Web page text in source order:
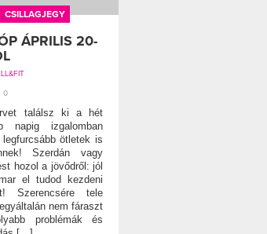
CSILLAGJEGY
ÁPRILIS 20-
0
találsz ki a hét
napig izgalomban
ötletek is
Szerdán vagy
hozol a jövődről: jól
el tudod kezdeni
Szerencsére tele
nem fáraszt
problémák és